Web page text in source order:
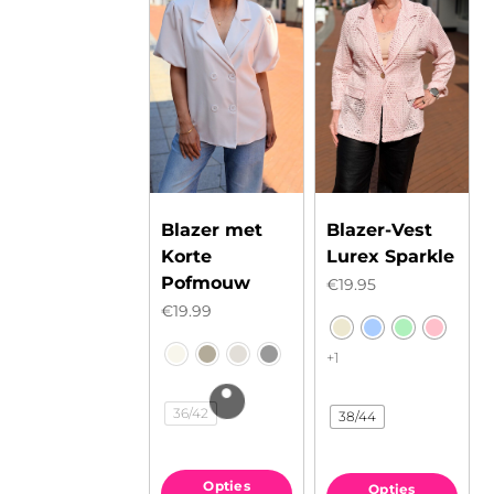
Blazer met
Korte
Pofmouw
€19.99
36/42
Opties
Blazer-Vest
Lurex Sparkle
€19.95
+1
38/44
Opties